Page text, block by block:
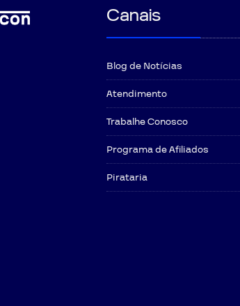
Canais
Blog de Notícias
Atendimento
Trabalhe Conosco
Programa de Afiliados
Pirataria